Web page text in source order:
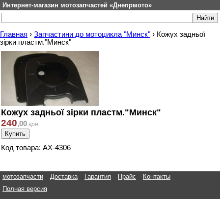
Интернет-магазин мотозапчастей «Днепрмото»
Главная › Запчастини до мотоцикла "Минск" › Кожух задньої
зірки пластм."Минск"
Кожух задньої зірки пластм."Минск"
240,00 грн.
Код товара: АХ-4306
мотозапчасти Доставка Гарантия Прайс
Контакты
Полная версия